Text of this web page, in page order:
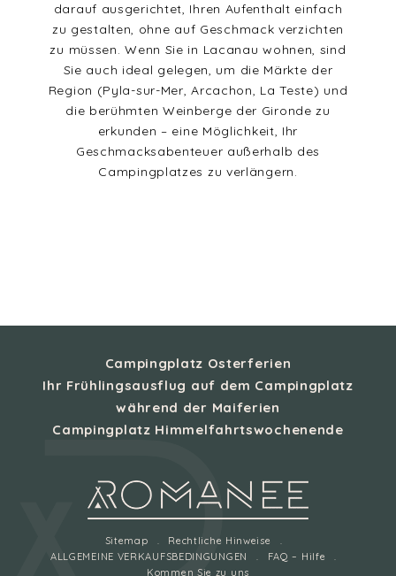
darauf ausgerichtet, Ihren Aufenthalt einfach
zu gestalten, ohne auf Geschmack verzichten
zu müssen. Wenn Sie in Lacanau wohnen, sind
Sie auch ideal gelegen, um die Märkte der
Region (Pyla-sur-Mer, Arcachon, La Teste) und
die berühmten Weinberge der Gironde zu
erkunden – eine Möglichkeit, Ihr
Geschmacksabenteuer außerhalb des
Campingplatzes zu verlängern.
Campingplatz Osterferien
Ihr Frühlingsausflug auf dem Campingplatz
während der Maiferien
Campingplatz Himmelfahrtswochenende
Sitemap
Rechtliche Hinweise
ALLGEMEINE VERKAUFSBEDINGUNGEN
FAQ – Hilfe
Kommen Sie zu uns